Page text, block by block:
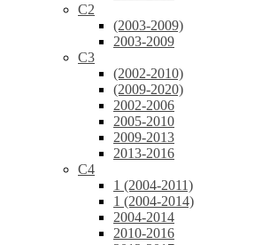
C2
(2003-2009)
2003-2009
C3
(2002-2010)
(2009-2020)
2002-2006
2005-2010
2009-2013
2013-2016
C4
1 (2004-2011)
1 (2004-2014)
2004-2014
2010-2016